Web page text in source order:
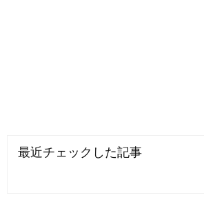
最近チェックした記事